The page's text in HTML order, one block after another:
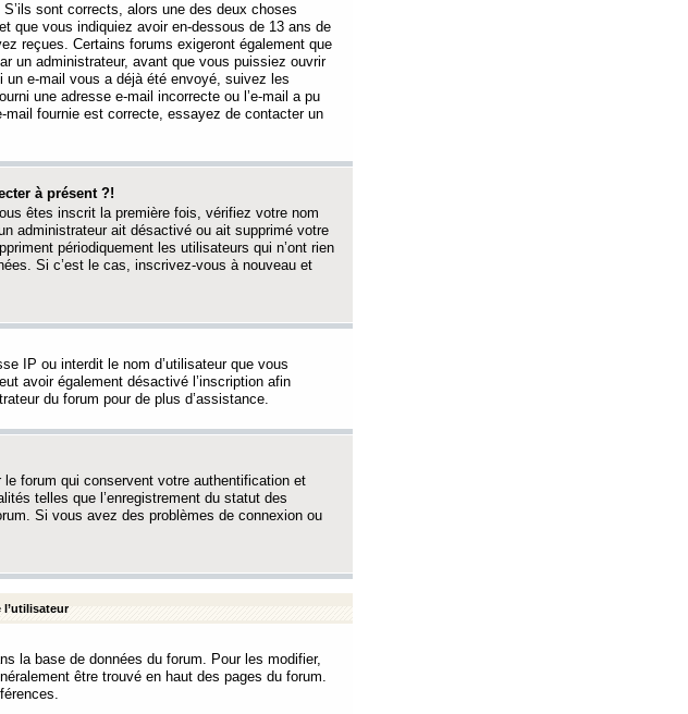
sont corrects, alors une des deux choses
que vous indiquiez avoir en-dessous de 13 ans de
reçues. Certains forums exigeront également que
un administrateur, avant que vous puissiez ouvrir
e-mail vous a déjà été envoyé, suivez les
une adresse e-mail incorrecte ou l’e-mail a pu
mail fournie est correcte, essayez de contacter un
à présent ?!
êtes inscrit la première fois, vérifiez votre nom
administrateur ait désactivé ou ait supprimé votre
périodiquement les utilisateurs qui n’ont rien
Si c’est le cas, inscrivez-vous à nouveau et
IP ou interdit le nom d’utilisateur que vous
avoir également désactivé l’inscription afin
du forum pour de plus d’assistance.
forum qui conservent votre authentification et
telles que l’enregistrement du statut des
Si vous avez des problèmes de connexion ou
l’utilisateur
la base de données du forum. Pour les modifier,
être trouvé en haut des pages du forum.